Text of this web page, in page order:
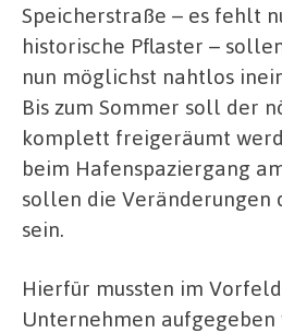
Speicherstraße – es fehlt
historische Pflaster –
nun möglichst nahtlos
Bis zum Sommer soll der
komplett freigeräumt
beim Hafenspaziergang
sollen die Veränderungen
sein.
Hierfür mussten im
Unternehmen